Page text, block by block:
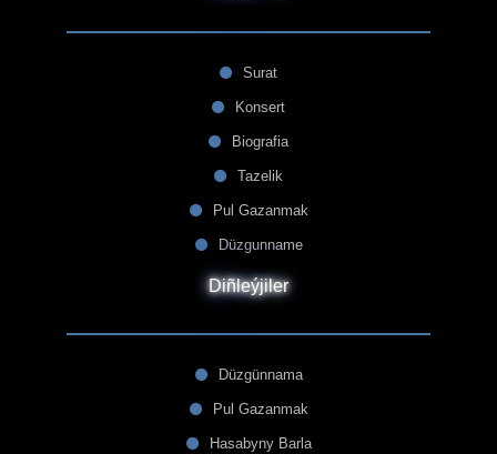
Surat
Konsert
Biografia
Tazelik
Pul Gazanmak
Düzgunname
Diñleýjiler
Düzgünnama
Pul Gazanmak
Hasabyny Barla